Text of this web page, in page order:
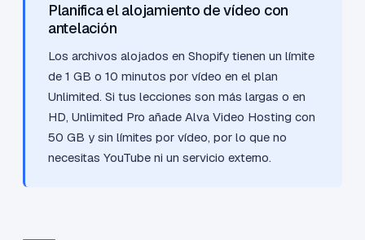
Planifica el alojamiento de vídeo con
antelación
Los archivos alojados en Shopify tienen un límite
de 1 GB o 10 minutos por vídeo en el plan
Unlimited. Si tus lecciones son más largas o en
HD, Unlimited Pro añade Alva Video Hosting con
50 GB y sin límites por vídeo, por lo que no
necesitas YouTube ni un servicio externo.